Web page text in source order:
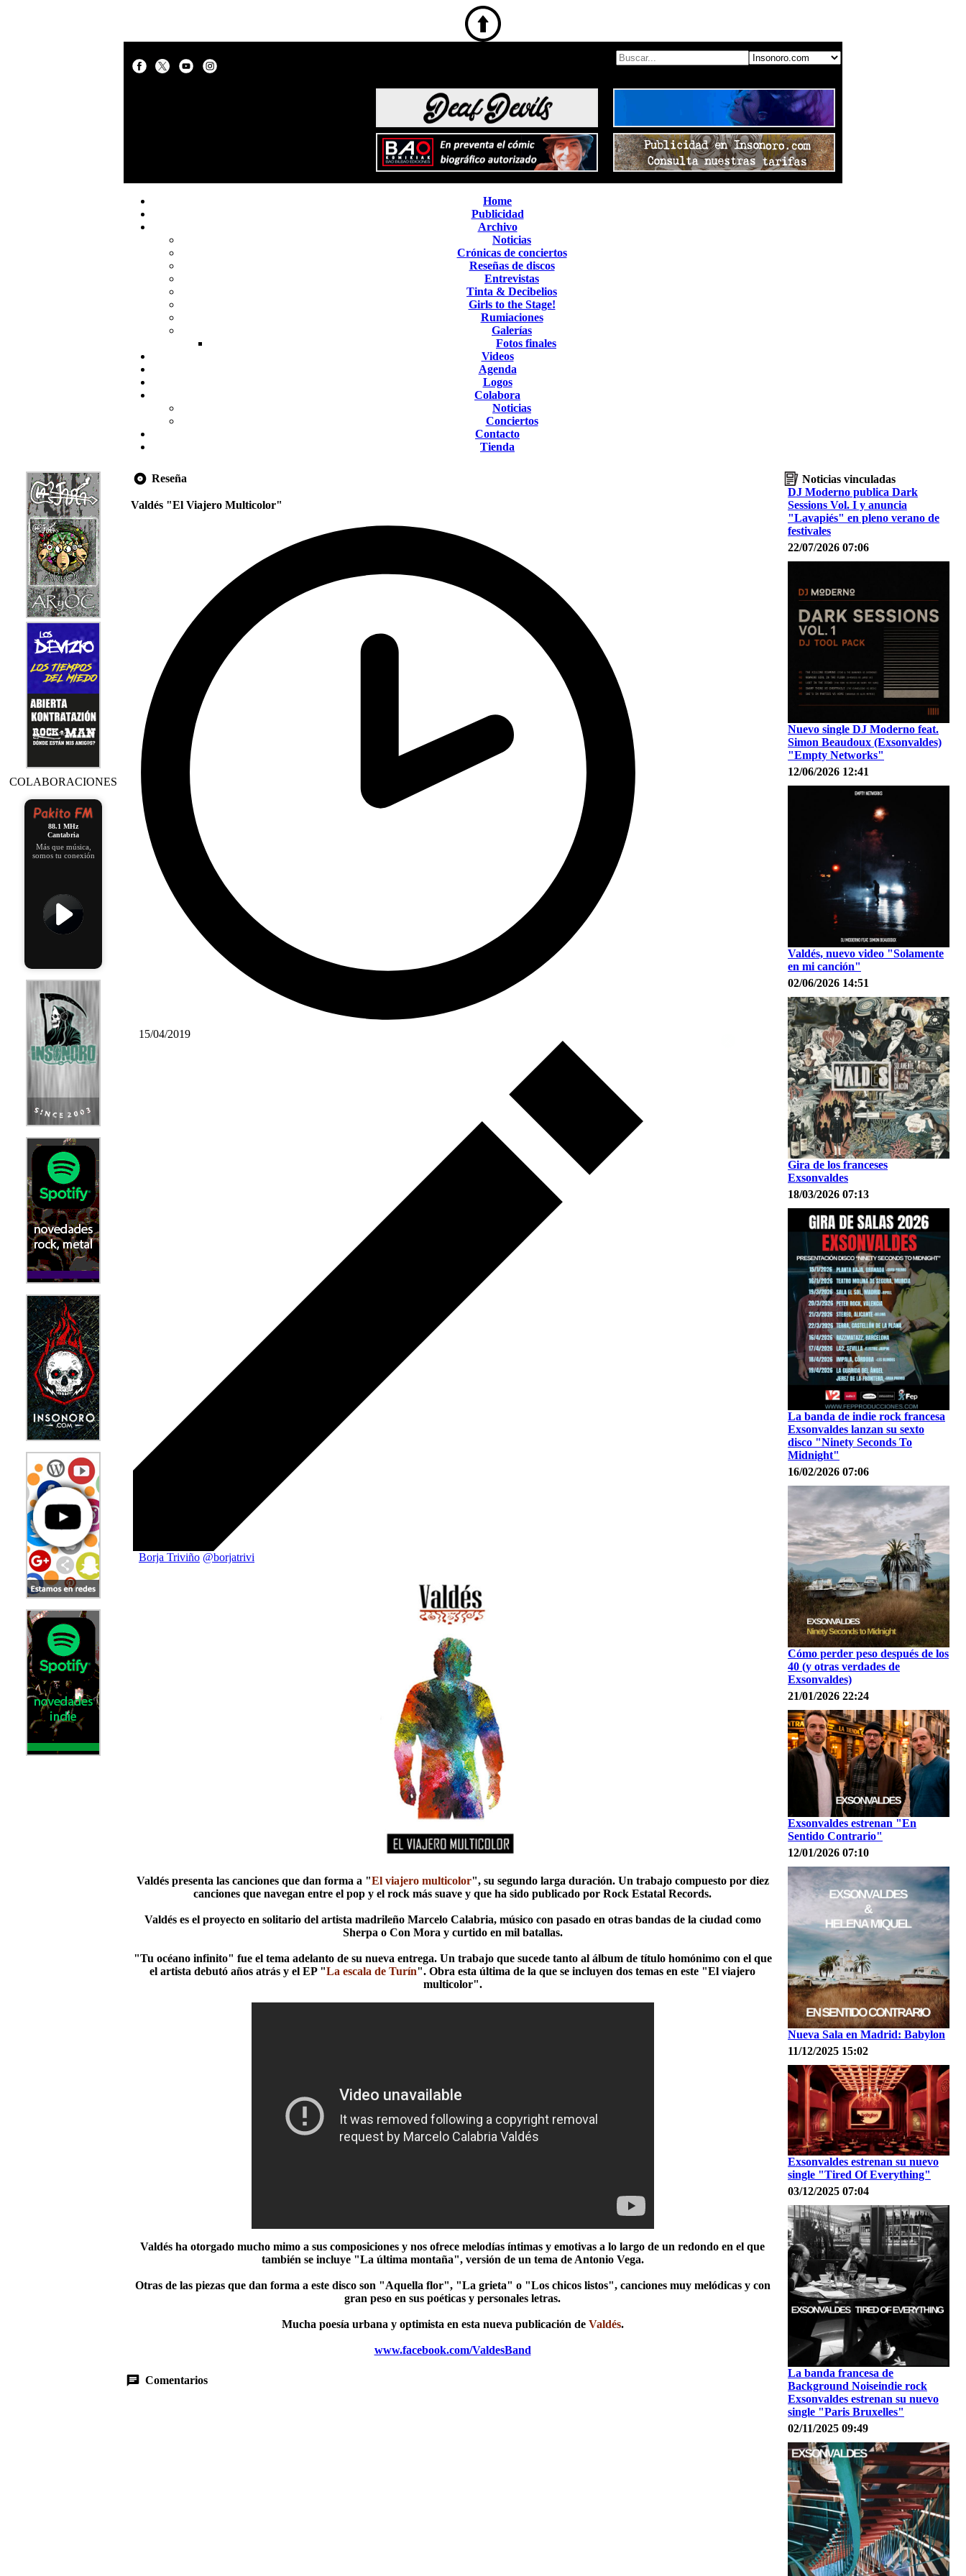
Home
Publicidad
Archivo
Noticias
Crónicas de conciertos
Reseñas de discos
Entrevistas
Tinta & Decibelios
Girls to the Stage!
Rumiaciones
Galerías
Fotos finales
Videos
Agenda
Logos
Colabora
Noticias
Conciertos
Contacto
Tienda
COLABORACIONES
88.1 MHz
Cantabria
Más que música,
somos tu conexión
Reseña
Valdés "El Viajero Multicolor"
15/04/2019
Borja Triviño @borjatrivi
Valdés presenta las canciones que dan forma a "El viajero multicolor", su segundo larga duración. Un trabajo compuesto por diez
canciones que navegan entre el pop y el rock más suave y que ha sido publicado por Rock Estatal Records.
Valdés es el proyecto en solitario del artista madrileño Marcelo Calabria, músico con pasado en otras bandas de la ciudad como
Sherpa o Con Mora y curtido en mil batallas.
"Tu océano infinito" fue el tema adelanto de su nueva entrega. Un trabajo que sucede tanto al álbum de título homónimo con el que
el artista debutó años atrás y el EP "La escala de Turín". Obra esta última de la que se incluyen dos temas en este "El viajero
multicolor".
Valdés ha otorgado mucho mimo a sus composiciones y nos ofrece melodías íntimas y emotivas a lo largo de un redondo en el que
también se incluye "La última montaña", versión de un tema de Antonio Vega.
Otras de las piezas que dan forma a este disco son "Aquella flor", "La grieta" o "Los chicos listos", canciones muy melódicas y con
gran peso en sus poéticas y personales letras.
Mucha poesía urbana y optimista en esta nueva publicación de Valdés.
www.facebook.com/ValdesBand
Comentarios
Noticias vinculadas
DJ Moderno publica Dark
Sessions Vol. I y anuncia
"Lavapiés" en pleno verano de
festivales
22/07/2026 07:06
Nuevo single DJ Moderno feat.
Simon Beaudoux (Exsonvaldes)
"Empty Networks"
12/06/2026 12:41
Valdés, nuevo video "Solamente
en mi canción"
02/06/2026 14:51
Gira de los franceses
Exsonvaldes
18/03/2026 07:13
La banda de indie rock francesa
Exsonvaldes lanzan su sexto
disco "Ninety Seconds To
Midnight"
16/02/2026 07:06
Cómo perder peso después de los
40 (y otras verdades de
Exsonvaldes)
21/01/2026 22:24
Exsonvaldes estrenan "En
Sentido Contrario"
12/01/2026 07:10
Nueva Sala en Madrid: Babylon
11/12/2025 15:02
Exsonvaldes estrenan su nuevo
single "Tired Of Everything"
03/12/2025 07:04
La banda francesa de
Background Noiseindie rock
Exsonvaldes estrenan su nuevo
single "Paris Bruxelles"
02/11/2025 09:49